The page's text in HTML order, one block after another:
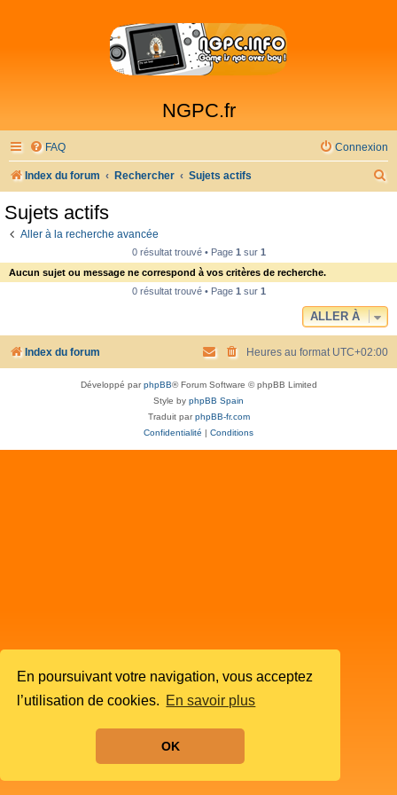
En poursuivant votre navigation, vous acceptez
l’utilisation de cookies. En savoir plus
OK
NGPC.fr
FAQ Connexion
Index du forum Rechercher Sujets actifs
h
Sujets actifs
Aller à la recherche avancée
0 résultat trouvé • Page 1sur 1
Aucun sujet ou message ne correspond à vos critères de recherche.
0 résultat trouvé • Page 1sur 1
ALLER À
Index du forum Heures au format UTC+02:00
Développé parphpBB® Forum Software © phpBB Limited
Style by phpBB Spain
Traduit parphpBB-fr.com
Confidentialité
Conditions